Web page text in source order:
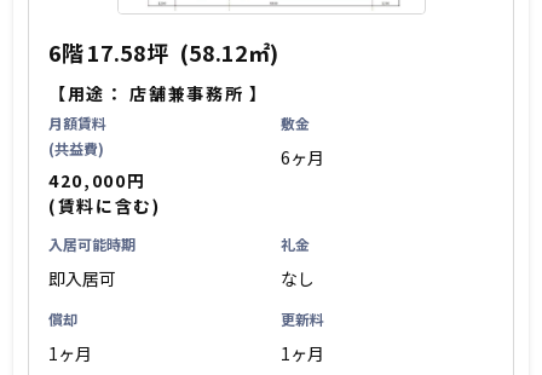
6階17.58坪 (58.12㎡)
【用途：店舗兼事務所 】
月額賃料
(共益費)
420,000円
(賃料に含む)
敷金
6ヶ月
入居可能時期
即入居可
礼金
なし
償却
1ヶ月
更新料
1ヶ月